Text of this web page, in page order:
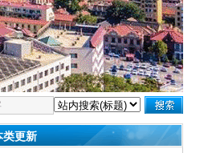
类更新